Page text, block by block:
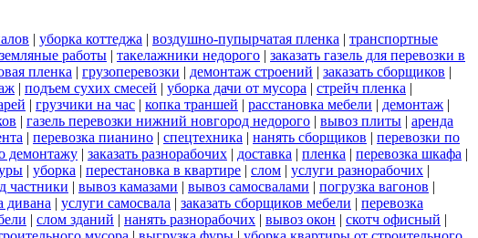
| уборка коттеджа | воздушно-пупырчатая пленка | транспортные
земляные работы | такелажники недорого | заказать газель для перевозки в
пленка | грузоперевозки | демонтаж строений | заказать сборщиков |
| подъем сухих смесей | уборка дачи от мусора | стрейч пленка |
| грузчики на час | копка траншей | расстановка мебели | демонтаж |
| газель перевозки нижний новгород недорого | вывоз плиты | аренда
| перевозка пианино | спецтехника | нанять сборщиков | перевозки по
демонтажу | заказать разнорабочих | доставка | пленка | перевозка шкафа |
| уборка | перестановка в квартире | слом | услуги разнорабочих |
частники | вывоз камазами | вывоз самосвалами | погрузка вагонов |
дивана | услуги самосвала | заказать сборщиков мебели | перевозка
| слом зданий | нанять разнорабочих | вывоз окон | скотч офисный |